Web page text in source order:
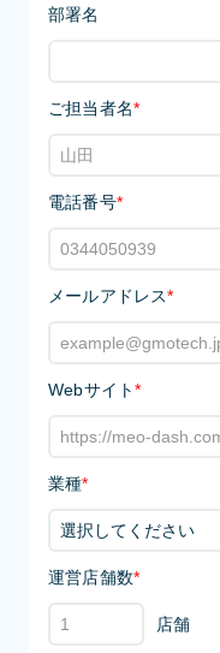
部署名
ご担当者名*
電話番号*
メールアドレス*
Webサイト*
業種*
運営店舗数*
店舗